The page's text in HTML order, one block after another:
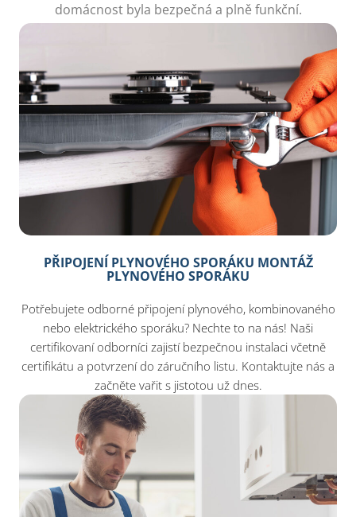
domácnost byla bezpečná a plně funkční.
PŘIPOJENÍ PLYNOVÉHO SPORÁKU MONTÁŽ
PLYNOVÉHO SPORÁKU
Potřebujete odborné připojení plynového, kombinovaného
nebo elektrického sporáku? Nechte to na nás! Naši
certifikovaní odborníci zajistí bezpečnou instalaci včetně
certifikátu a potvrzení do záručního listu. Kontaktujte nás a
začněte vařit s jistotou už dnes.